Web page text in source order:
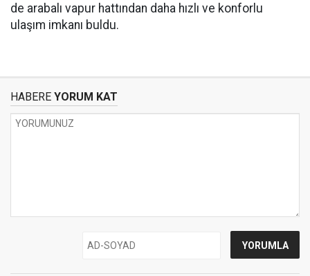
de arabalı vapur hattından daha hızlı ve konforlu
ulaşım imkanı buldu.
HABERE YORUM KAT